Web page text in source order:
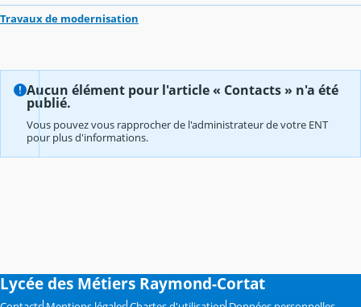
Travaux de modernisation
Aucun élément pour l'article « Contacts » n'a été
publié.
Vous pouvez vous rapprocher de l'administrateur de votre ENT
pour plus d'informations.
Lycée des Métiers Raymond-Cortat